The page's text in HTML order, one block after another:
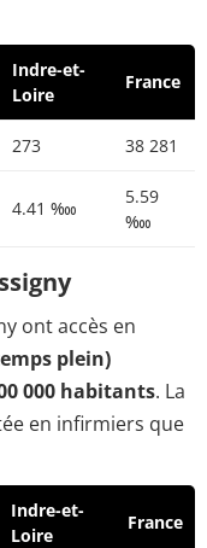
Indre-et-
Loire
France
273 38 281
4.41 ‱
5.59
‱
ont accès en
plein)
000 habitants. La
en infirmiers que
Indre-et-
Loire
France